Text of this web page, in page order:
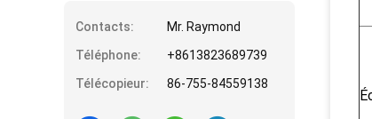
Contacts:
Mr. Raymond
Téléphone:
+8613823689739
Télécopieur:
86-755-84559138